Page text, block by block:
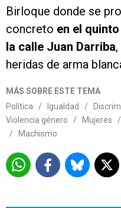
Birloque donde se
concreto en el
la calle Juan Darriba
heridas de arma
MÁS SOBRE ESTE TEMA
Política
/ Igualdad /
Violencia género
/ Mujeres /
/
Machismo